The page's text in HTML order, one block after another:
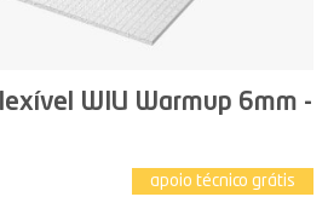
WIU Warmup 6mm -
apoio técnico grátis